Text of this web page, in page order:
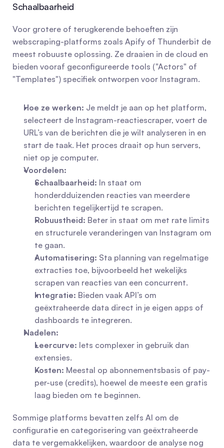
Schaalbaarheid
Voor grotere of terugkerende behoeften zijn
webscraping-platforms zoals Apify of Thunderbit de
meest robuuste oplossing. Ze draaien in de cloud en
bieden vooraf geconfigureerde tools ("Actors" of
"Templates") specifiek ontworpen voor Instagram.
Hoe ze werken: Je meldt je aan op het platform,
selecteert de Instagram-reactiescraper, voert de
URL’s van de berichten die je wilt analyseren in en
start de taak. Het proces draait op hun servers,
niet op je computer.
Voordelen:
Schaalbaarheid: In staat om
honderdduizenden reacties van meerdere
berichten tegelijkertijd te scrapen.
Robuustheid: Beter in staat om met rate limits
en structurele veranderingen van Instagram om
te gaan.
Automatisering: Sta planning van regelmatige
extracties toe, bijvoorbeeld het wekelijks
scrapen van reacties van een concurrent.
Integratie: Bieden vaak API’s om
geëxtraheerde data direct in je eigen apps of
dashboards te integreren.
Nadelen:
Leercurve: Iets complexer in gebruik dan
extensies.
Kosten: Meestal op abonnementsbasis of pay-
per-use (credits), hoewel de meeste een gratis
laag bieden om te beginnen.
Sommige platforms bevatten zelfs AI om de
configuratie en categorisering van geëxtraheerde
data te vergemakkelijken, waardoor de analyse nog